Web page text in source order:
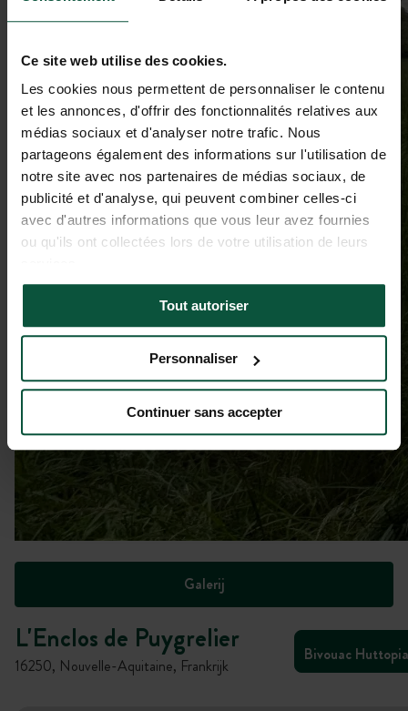
Ce site web utilise des cookies.
Les cookies nous permettent de personnaliser le contenu
et les annonces, d'offrir des fonctionnalités relatives aux
médias sociaux et d'analyser notre trafic. Nous
partageons également des informations sur l'utilisation de
notre site avec nos partenaires de médias sociaux, de
publicité et d'analyse, qui peuvent combiner celles-ci
avec d'autres informations que vous leur avez fournies
ou qu'ils ont collectées lors de votre utilisation de leurs
Tout autoriser
Personnaliser
Continuer sans accepter
Galerij
L'Enclos de Puygrelier
16250, Nouvelle-Aquitaine, Frankrijk
Bivouac